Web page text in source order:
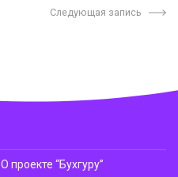
Следующая запись
О проекте “Бухгуру”